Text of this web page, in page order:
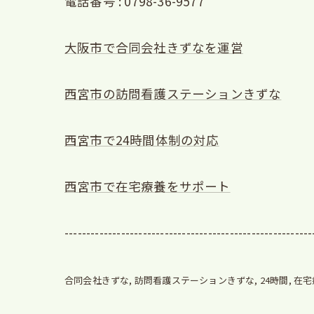
大阪市で合同会社きずなを運営
西宮市の訪問看護ステーションきずな
西宮市で24時間体制の対応
西宮市で在宅療養をサポート
合同会社きずな 訪問看護ステーションきずな 24時間 在